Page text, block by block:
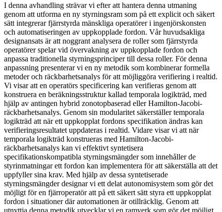
I denna avhandling strävar vi efter att hantera denna utmaning
genom att utforma en ny styrningsram som på ett explicit och säkert
sätt integrerar fjärrstyrda mänskliga operatörer i ingenjörskonsten
och automatiseringen av uppkopplade fordon. Vår huvudsakliga
designansats är att noggrant analysera de roller som fjärrstyrda
operatörer spelar vid övervakning av uppkopplade fordon och
anpassa traditionella styrningsprinciper till dessa roller. För denna
anpassning presenterar vi en ny metodik som kombinerar formella
metoder och räckbarhetsanalys för att möjliggöra verifiering i realtid.
Vi visar att en operatörs specificering kan verifieras genom att
konstruera en beräkningsstruktur kallad temporala logikträd, med
hjälp av antingen hybrid zonotopbaserad eller Hamilton-Jacobi-
räckbarhetsanalys. Genom sin modularitet säkerställer temporala
logikträd att när ett uppkopplat fordons specifikation ändras kan
verifieringsresultatet uppdateras i realtid. Vidare visar vi att när
temporala logikträd konstrueras med Hamilton-Jacobi-
räckbarhetsanalys kan vi effektivt syntetisera
specifikationskompatibla styrningsmängder som innehåller de
styrinmatningar ett fordon kan implementera för att säkerställa att det
uppfyller sina krav. Med hjälp av dessa syntetiserade
styrningsmängder designar vi ett delat autonomisystem som gör det
möjligt för en fjärroperatör att på ett säkert sätt styra ett uppkopplat
fordon i situationer där automationen är otillräcklig. Genom att
utnyttja denna metodik utvecklar vi en ramverk som gör det möjligt